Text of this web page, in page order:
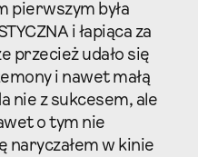
pierwszym była
i łapiąca za
przecież udało się
i nawet małą
nie z sukcesem, ale
o tym nie
naryczałem w kinie